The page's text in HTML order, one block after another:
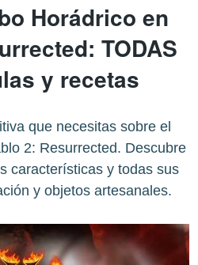
Horádrico en
TODAS
y recetas
que necesitas sobre el
2: Resurrected. Descubre
características y todas sus
y objetos artesanales.